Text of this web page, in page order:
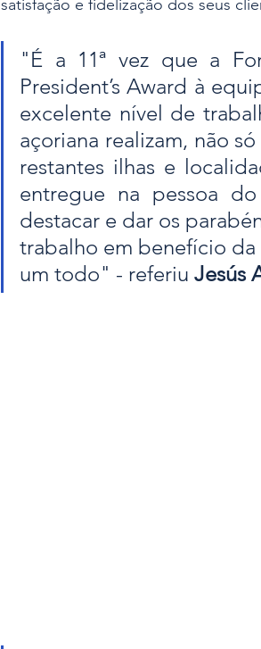
satisfação e fidelização dos seus
"É a 11ª vez que a
President’s Award à
excelente nível de
açoriana realizam, não
restantes ilhas e
entregue na pessoa
destacar e dar os
trabalho em benefício
um todo" - referiu Jesús